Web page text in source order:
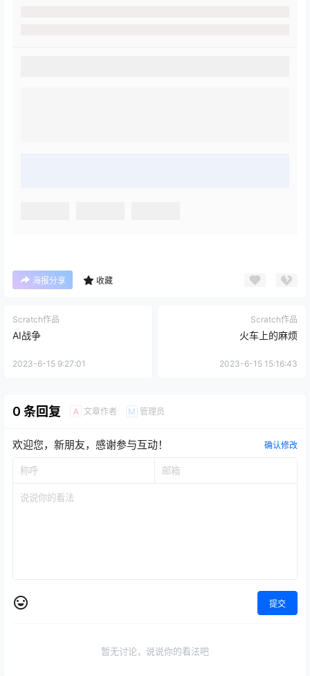
海报分享 收藏
Scratch作品
AI战争
2023-6-15 9:27:01
Scratch作品
火车上的麻烦
2023-6-15 15:16:43
0 条回复 A 文章作者 M 管理员
欢迎您，新朋友，感谢参与互动！ 确认修改
提交
暂无讨论，说说你的看法吧